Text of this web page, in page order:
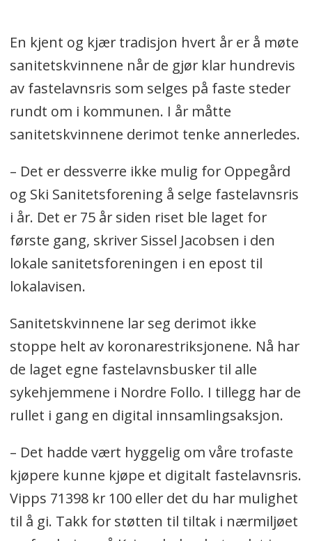
En kjent og kjær tradisjon hvert år er å møte
sanitetskvinnene når de gjør klar hundrevis
av fastelavnsris som selges på faste steder
rundt om i kommunen. I år måtte
sanitetskvinnene derimot tenke annerledes.
– Det er dessverre ikke mulig for Oppegård
og Ski Sanitetsforening å selge fastelavnsris
i år. Det er 75 år siden riset ble laget for
første gang, skriver Sissel Jacobsen i den
lokale sanitetsforeningen i en epost til
lokalavisen.
Sanitetskvinnene lar seg derimot ikke
stoppe helt av koronarestriksjonene. Nå har
de laget egne fastelavnsbusker til alle
sykehjemmene i Nordre Follo. I tillegg har de
rullet i gang en digital innsamlingsaksjon.
– Det hadde vært hyggelig om våre trofaste
kjøpere kunne kjøpe et digitalt fastelavnsris.
Vipps 71398 kr 100 eller det du har mulighet
til å gi. Takk for støtten til tiltak i nærmiljøet